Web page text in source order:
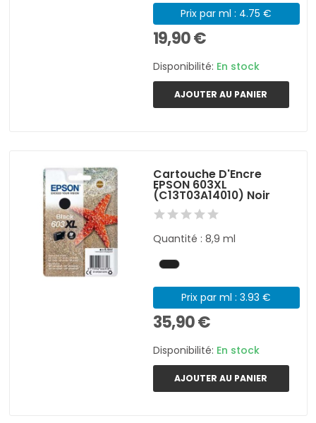
Prix par ml : 4.75 €
19,90 €
Disponibilité: En stock
AJOUTER AU PANIER
Cartouche D'Encre
EPSON 603XL
(C13T03A14010) Noir
Quantité : 8,9 ml
Prix par ml : 3.93 €
35,90 €
Disponibilité: En stock
AJOUTER AU PANIER